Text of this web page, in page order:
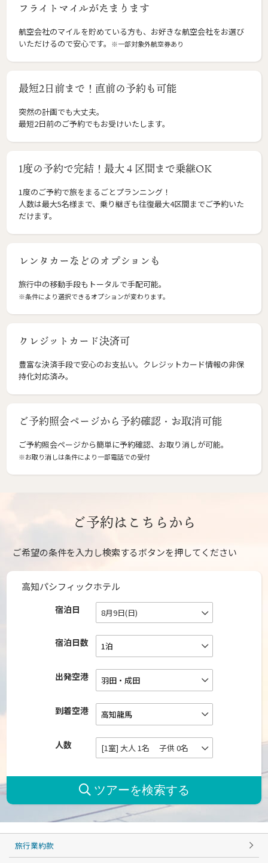
フライトマイルがたまります
航空会社のマイルを貯めている方も、お好きな航空会社をお選び
いただけるので安心です。
※一部対象外航空券あり
最短2日前まで！直前の予約も可能
突然の計画でも大丈夫。
最短2日前のご予約でもお受けいたします。
1度の予約で完結！最大４区間まで乗継OK
1度のご予約で旅をまるごとプランニング！
人数は最大5名様まで、乗り継ぎも往復最大4区間までご予約いた
だけます。
レンタカーなどのオプションも
旅行中の移動手段もトータルで手配可能。
※条件により選択できるオプションが変わります。
クレジットカード決済可
豊富な決済手段で安心のお支払い。クレジットカード情報の非保
持化対応済み。
ご予約照会ページから予約確認・お取消可能
ご予約照会ページから簡単に予約確認、お取り消しが可能。
※お取り消しは条件により一部電話での受付
ご予約はこちらから
ご希望の条件を入力し検索するボタンを押してください
高知パシフィックホテル
宿泊日 8月9日(日)
宿泊日数
出発空港
到着空港
人数 [1室] 大人 1名 子供 0名
旅行業約款